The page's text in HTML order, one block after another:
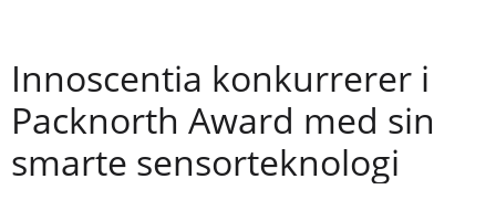
Innoscentia konkurrerer i
Packnorth Award med sin
smarte sensorteknologi